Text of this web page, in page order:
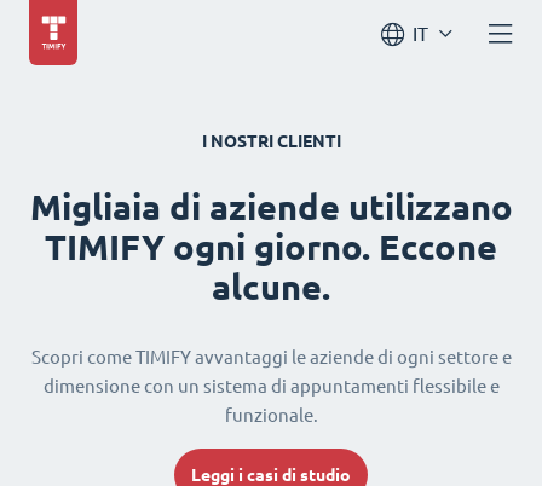
IT
I NOSTRI CLIENTI
Migliaia di aziende utilizzano
TIMIFY ogni giorno. Eccone
alcune.
Scopri come TIMIFY avvantaggi le aziende di ogni settore e
dimensione con un sistema di appuntamenti flessibile e
funzionale.
Leggi i casi di studio